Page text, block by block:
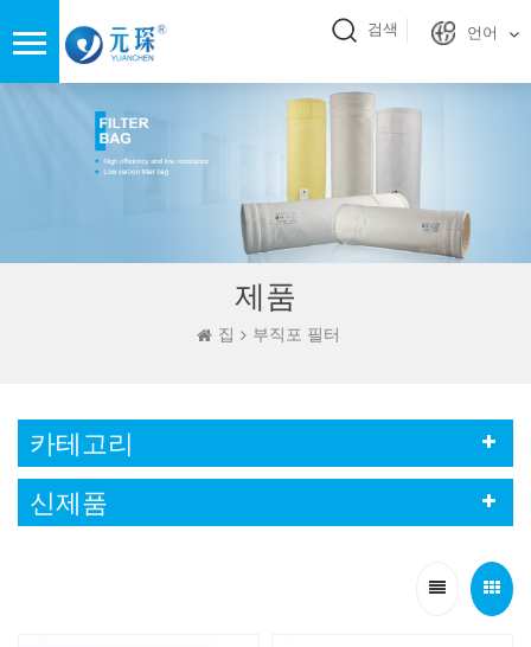
검색 언어
제품
집 부직포 필터
카테고리
신제품